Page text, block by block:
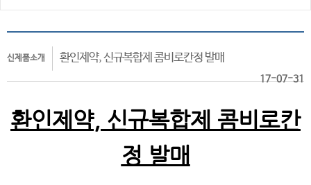
신제품소개 환인제약, 신규복합제 콤비로칸정 발매
17-07-31
환인제약, 신규복합제 콤비로칸
정 발매